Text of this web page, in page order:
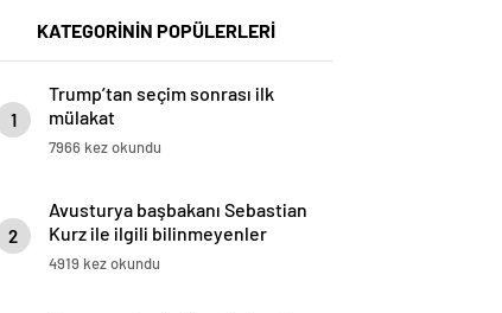
KATEGORİNİN POPÜLERLERİ
1
Trump’tan seçim sonrası ilk
mülakat
7966 kez okundu
2
Avusturya başbakanı Sebastian
Kurz ile ilgili bilinmeyenler
4919 kez okundu